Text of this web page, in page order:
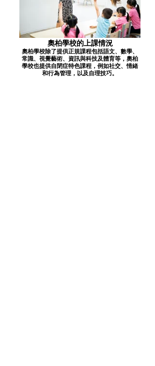
奧柏學校的上課情況
奧柏學校除了提供正規課程包括語文、數學、
常識、視覺藝術、資訊與科技及體育等，奧柏
學校也提供自閉症特色課程，例如社交、情緒
和行為管理，以及自理技巧。